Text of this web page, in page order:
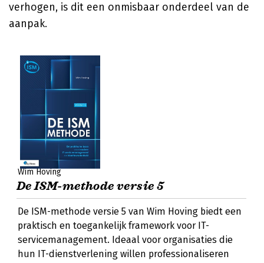
verhogen, is dit een onmisbaar onderdeel van de
aanpak.
Wim Hoving
De ISM-methode versie 5
De ISM-methode versie 5 van Wim Hoving biedt een
praktisch en toegankelijk framework voor IT-
servicemanagement. Ideaal voor organisaties die
hun IT-dienstverlening willen professionaliseren